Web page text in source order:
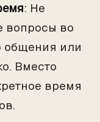
: Не
вопросы во
общения или
Вместо
время